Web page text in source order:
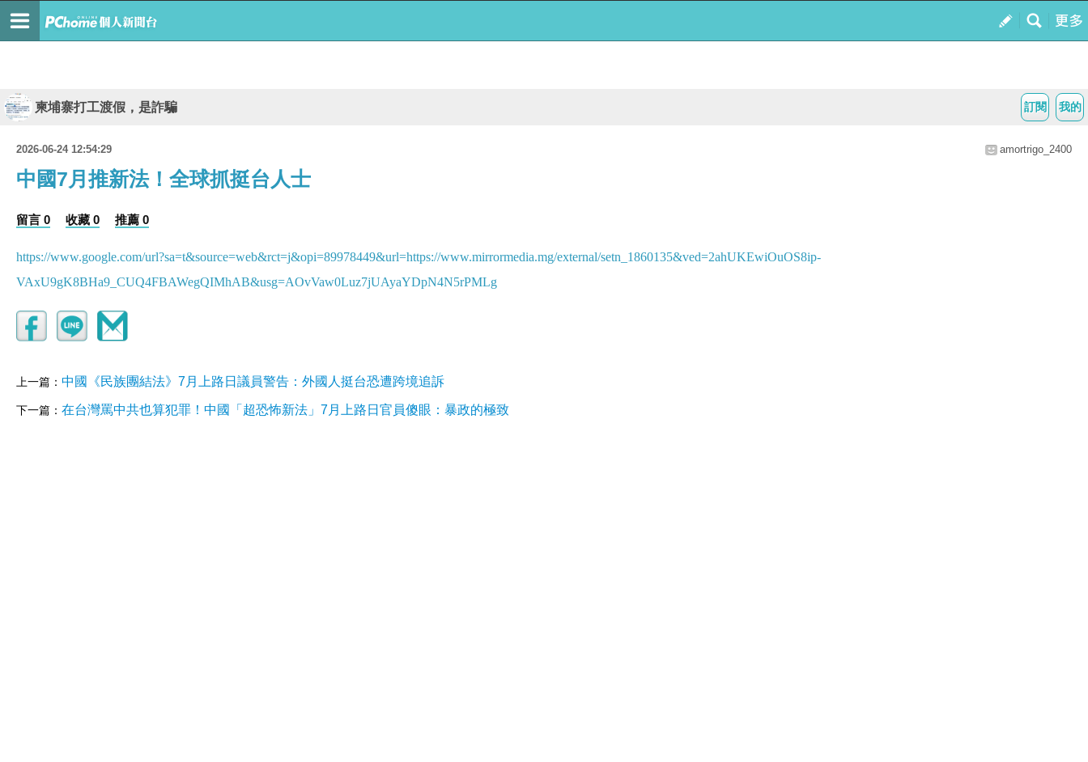
我的
訂閱
柬埔寨打工渡假，是詐騙
2026-06-24 12:54:29 amortrigo_2400
中國7月推新法！全球抓挺台人士
留言 0 收藏 0 推薦 0
https://www.google.com/url?sa=t&source=web&rct=j&opi=89978449&url=https://www.mirrormedia.mg/external/setn_1860135&ved=2ahUKEwiOuOS8ip-
VAxU9gK8BHa9_CUQ4FBAWegQIMhAB&usg=AOvVaw0Luz7jUAyaYDpN4N5rPMLg
上一篇： 中國《民族團結法》7月上路日議員警告：外國人挺台恐遭跨境追訴
下一篇： 在台灣罵中共也算犯罪！中國「超恐怖新法」7月上路日官員傻眼：暴政的極致